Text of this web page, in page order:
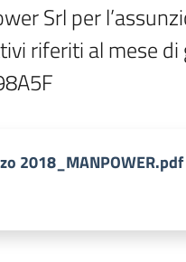
Srl per
riferiti al mese
2018_MANPOWER.pdf